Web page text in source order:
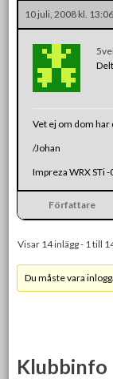
10 juli, 2008 kl. 13:06
Vet ej om dom har
/Johan
Impreza WRX STi -
Författare
Visar 14 inlägg - 1 till
Du måste vara
Klubbinfo